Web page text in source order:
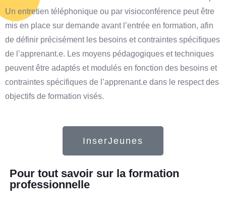
Un entretien téléphonique ou par visioconférence peut être
mis en place sur demande avant l’entrée en formation, afin
de définir précisément les besoins et contraintes spécifiques
de l’apprenant.e. Les moyens pédagogiques et techniques
peuvent être adaptés et modulés en fonction des besoins et
contraintes spécifiques de l’apprenant.e dans le respect des
objectifs de formation visés.
InserJeunes
Pour tout savoir sur la formation
professionnelle